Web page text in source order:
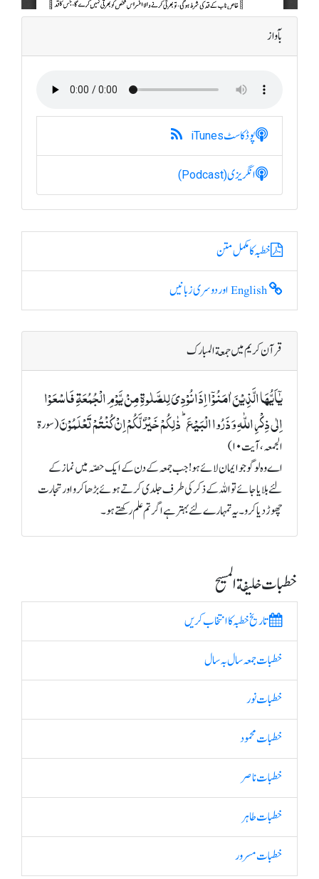
بآواز
پوڈکاسٹiTunes
انگریزی(Podcast)
خطبہ کا مکمل متن
قرآن کریم میں جمعة المبارک
یٰۤاَیُّہَا الَّذِیۡنَ اٰمَنُوۡۤا اِذَا نُوۡدِیَ لِلصَّلٰوۃِ مِنۡ یَّوۡمِ الۡجُمُعَۃِ فَاسۡعَوۡا
اِلٰی ذِکۡرِ اللّٰہِ وَ ذَرُوا الۡبَیۡعَ ؕ ذٰلِکُمۡ خَیۡرٌ لَّکُمۡ اِنۡ کُنۡتُمۡ تَعۡلَمُوۡنَ(سورة
الجمعہ، آیت ۱۰)
اے وہ لوگو جو ایمان لائے ہو! جب جمعہ کے دن کے ایک حصّہ میں نماز کے
لئے بلایا جائے تو اللہ کے ذکر کی طرف جلدی کرتے ہوئے بڑھا کرو اور تجارت
چھوڑ دیا کرو۔ یہ تمہارے لئے بہتر ہے اگر تم علم رکھتے ہو۔
خطبات خلیفة المسیح
تاریخ خطبہ کا انتخاب کریں
خطبات جمعہ سال بہ سال
خطبات نور
خطبات محمود
خطبات ناصر
خطبات طاہر
خطبات مسرور